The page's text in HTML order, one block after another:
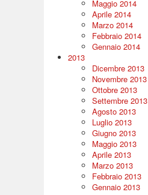
Maggio 2014
Aprile 2014
Marzo 2014
Febbraio 2014
Gennaio 2014
2013
Dicembre 2013
Novembre 2013
Ottobre 2013
Settembre 2013
Agosto 2013
Luglio 2013
Giugno 2013
Maggio 2013
Aprile 2013
Marzo 2013
Febbraio 2013
Gennaio 2013